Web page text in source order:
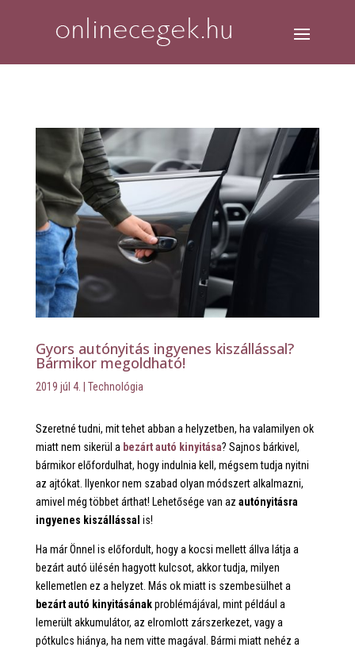
Gyors autónyitás ingyenes kiszállással?
Bármikor megoldható!
2019 júl 4. Technológia
Szeretné tudni, mit tehet abban a helyzetben, ha valamilyen ok
miatt nem sikerül a bezárt autó kinyitása? Sajnos bárkivel,
bármikor előfordulhat, hogy indulnia kell, mégsem tudja nyitni
az ajtókat. Ilyenkor nem szabad olyan módszert alkalmazni,
amivel még többet árthat! Lehetősége van az autónyitásra
ingyenes kiszállással is!
Ha már Önnel is előfordult, hogy a kocsi mellett állva látja a
bezárt autó ülésén hagyott kulcsot, akkor tudja, milyen
kellemetlen ez a helyzet. Más ok miatt is szembesülhet a
bezárt autó kinyitásánakproblémájával, mint például a
lemerült akkumulátor, az elromlott zárszerkezet, vagy a
pótkulcs hiánya, ha nem vitte magával. Bármi miatt nehéz a